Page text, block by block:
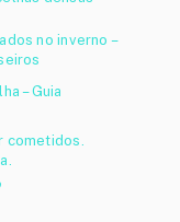
no inverno –
– Guia
cometidos.